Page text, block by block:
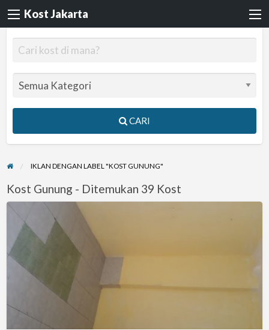
Kost Jakarta
CARI
IKLAN DENGAN LABEL "KOST GUNUNG"
Kost Gunung - Ditemukan 39 Kost
HANYA
5
MENIT
MANGGA